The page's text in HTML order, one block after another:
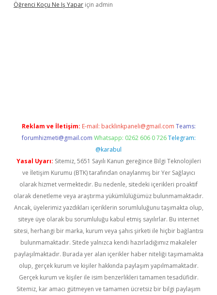
Öğrenci Koçu Ne Iş Yapar için admin
Reklam ve İletişim: E-mail: backlinkpaneli@gmail.com Teams:
forumhizmeti@gmail.com Whatsapp: 0262 606 0 726 Telegram:
@karabul
Yasal Uyarı: Sitemiz, 5651 Sayılı Kanun gereğince Bilgi Teknolojileri
ve İletişim Kurumu (BTK) tarafından onaylanmış bir Yer Sağlayıcı
olarak hizmet vermektedir. Bu nedenle, sitedeki içerikleri proaktif
olarak denetleme veya araştırma yükümlülüğümüz bulunmamaktadır.
Ancak, üyelerimiz yazdıkları içeriklerin sorumluluğunu taşımakta olup,
siteye üye olarak bu sorumluluğu kabul etmiş sayılırlar. Bu internet
sitesi, herhangi bir marka, kurum veya şahıs şirketi ile hiçbir bağlantısı
bulunmamaktadır. Sitede yalnızca kendi hazırladığımız makaleler
paylaşılmaktadır. Burada yer alan içerikler haber niteliği taşımamakta
olup, gerçek kurum ve kişiler hakkında paylaşım yapılmamaktadır.
Gerçek kurum ve kişiler ile isim benzerlikleri tamamen tesadüfidir.
Sitemiz, kar amacı gütmeyen ve tamamen ücretsiz bir bilgi paylaşım